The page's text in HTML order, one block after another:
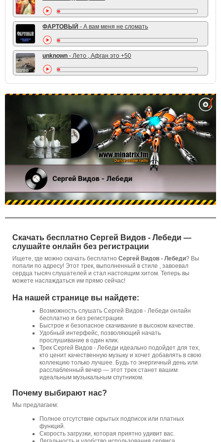
ФАРТОВЫЙ - А вам меня не сломать
unknown - Лето , Афган это +50
Скачать бесплатно Сергей Видов - Лебеди —
слушайте онлайн без регистрации
Ищете, где можно скачать бесплатно Сергей Видов - Лебеди? Вы
попали по адресу! Этот трек, выполненный в стиле , завоевал
сердца тысяч слушателей и стал настоящим хитом. Теперь вы
можете наслаждаться им прямо сейчас!
На нашей странице вы найдете:
Возможность слушать Сергей Видов - Лебеди онлайн
бесплатно и без регистрации.
Быстрое и безопасное скачивание в высоком качестве.
Удобный интерфейс, позволяющий начать
прослушивание в один клик.
Трек Сергей Видов - Лебеди идеально подойдет для тех,
кто ценит качественную музыку и хочет добавлять в свою
коллекцию только лучшее. Будь то энергичный день или
расслабленный вечер — этот трек станет вашим
идеальным музыкальным спутником.
Почему выбирают нас?
Мы предлагаем:
Полное отсутствие скрытых подписок или платных
функций.
Скорость загрузки, которая приятно удивит вас.